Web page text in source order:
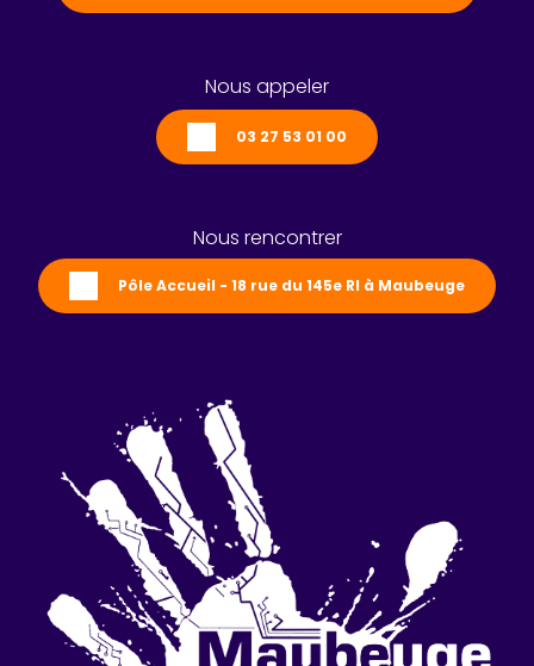
Nous appeler
03 27 53 01 00
Nous rencontrer
Pôle Accueil - 18 rue du 145e RI à Maubeuge